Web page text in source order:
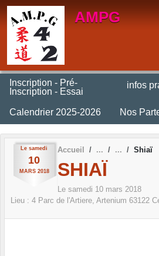
AMPG
Inscription - Pré-
Inscription - Essai
infos
Calendrier 2025-2026 Nos
Le samedi
10
MARS 2018
Accueil Shiaï
SHIAÏ
Le samedi 10 mars 2018
Lieu : 4 Parc de l'Artiere, Artenium 63122
Panneau de gestion des cookies